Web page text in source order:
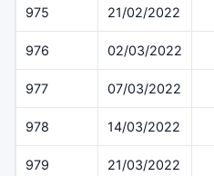
975 21/02/2022
976 02/03/2022
977 07/03/2022
978 14/03/2022
979 21/03/2022